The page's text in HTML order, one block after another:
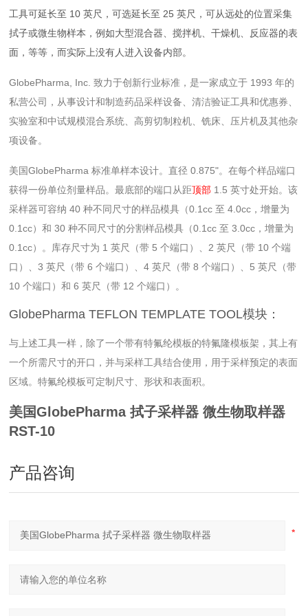
工具可延长至 10 英尺，可选延长至 25 英尺，可从远处的位置采集
拭子或微生物样本，例如大型混合器、搅拌机、干燥机、反应器的表
面，等等，而实际上没有人进入设备内部。
GlobePharma, Inc. 致力于创新行业标准，是一家成立于 1993 年的
私营公司，从事设计和制造药品采样设备、清洁验证工具和优惠券、
实验室和中试规模混合系统、高剪切制粒机、铣床、压片机及其他杂
项设备。
美国GlobePharma 标准单样本设计。直径 0.875"。在每个样品端口
获得一份单位剂量样品。最底部的端口从距顶部 1.5 英寸处开始。该
采样器可容纳 40 种不同尺寸的样品模具（0.1cc 至 4.0cc，增量为
0.1cc）和 30 种不同尺寸的分割样品模具（0.1cc 至 3.0cc，增量为
0.1cc）。库存尺寸为 1 英尺（带 5 个端口）、2 英尺（带 10 个端
口）、3 英尺（带 6 个端口）、4 英尺（带 8 个端口）、5 英尺（带
10 个端口）和 6 英尺（带 12 个端口）。
GlobePharma TEFLON TEMPLATE TOOL模块：
与上述工具一样，除了一个带有特氟纶模板的特氟隆模板架，其上有
一个所需尺寸的开口，并与采样工具结合使用，用于采样预定的表面
区域。特氟纶模板可定制尺寸、形状和表面积。
美国GlobePharma 拭子采样器 微生物取样器
RST-10
产品咨询